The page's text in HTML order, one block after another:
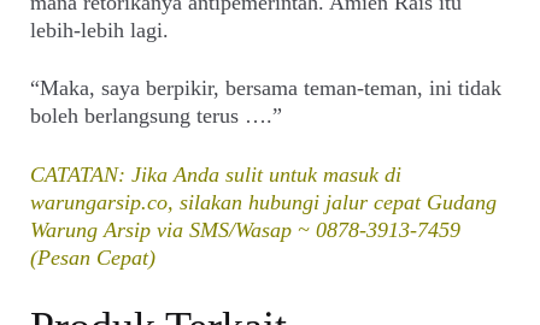
lebih-lebih lagi.
“Maka, saya berpikir, bersama teman-teman, ini tidak
boleh berlangsung terus ….”
CATATAN: Jika Anda sulit untuk masuk di
warungarsip.co, silakan hubungi jalur cepat Gudang
Warung Arsip via SMS/Wasap ~ 0878-3913-7459
(Pesan Cepat)